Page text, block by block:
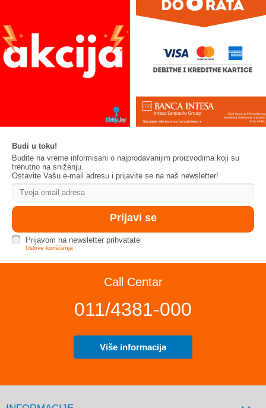
Budi u toku!
Budite na vreme informisani o najprodavanijim proizvodima koji su
trenutno na sniženju.
Ostavite Vašu e-mail adresu i prijavite se na naš newsletter!
Prijavom na newsletter prihvatate
Uslove korišćenja
Call Centar
011/4381-000
Više informacija